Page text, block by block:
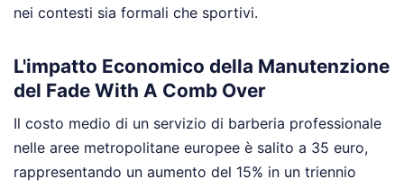
nei contesti sia formali che sportivi.
L'impatto Economico della Manutenzione
del Fade With A Comb Over
Il costo medio di un servizio di barberia professionale
nelle aree metropolitane europee è salito a 35 euro,
rappresentando un aumento del 15% in un triennio